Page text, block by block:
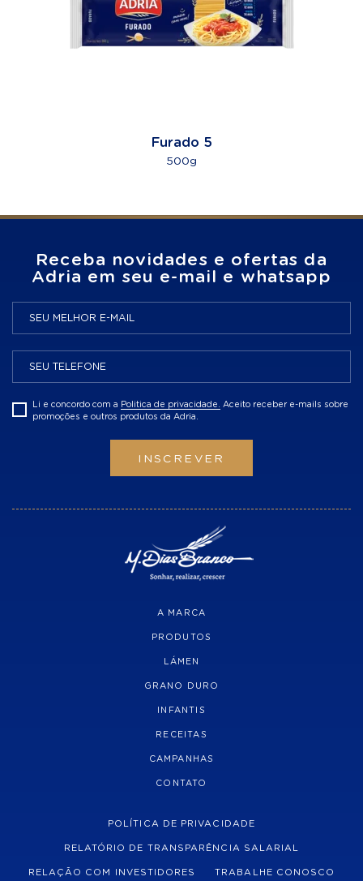
Furado 5
500g
Receba novidades e ofertas da
Adria em seu e-mail e whatsapp
Li e concordo com a Politica de privacidade. Aceito receber e-mails sobre
promoções e outros produtos da Adria.
INSCREVER
A MARCA
PRODUTOS
LÁMEN
GRANO DURO
INFANTIS
RECEITAS
CAMPANHAS
CONTATO
POLÍTICA DE PRIVACIDADE
RELATÓRIO DE TRANSPARÊNCIA SALARIAL
RELAÇÃO COM INVESTIDORES TRABALHE CONOSCO